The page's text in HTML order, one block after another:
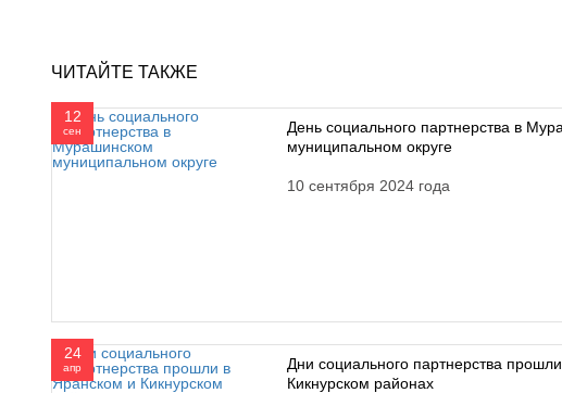
ЧИТАЙТЕ ТАКЖЕ
12
сен
День социального партнерства в
муниципальном округе
10 сентября 2024 года
24
апр
Дни социального партнерства
Кикнурском районах